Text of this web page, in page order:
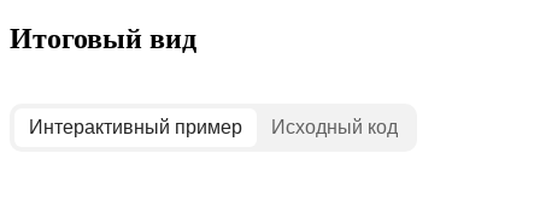
Итоговый вид
Интерактивный пример Исходный код